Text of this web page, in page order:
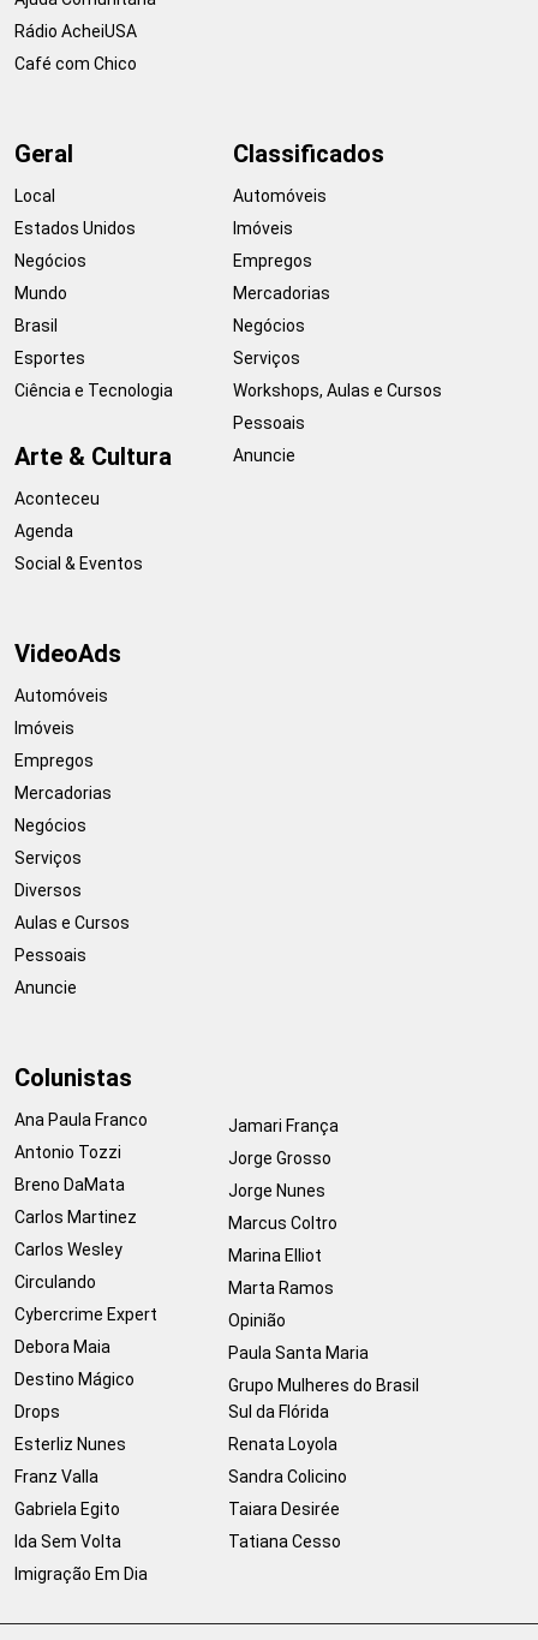
Rádio AcheiUSA
Café com Chico
Geral
Local
Estados Unidos
Negócios
Mundo
Brasil
Esportes
Ciência e Tecnologia
Arte & Cultura
Aconteceu
Agenda
Social & Eventos
Classificados
Automóveis
Imóveis
Empregos
Mercadorias
Negócios
Serviços
Workshops, Aulas e Cursos
Pessoais
Anuncie
VideoAds
Automóveis
Imóveis
Empregos
Mercadorias
Negócios
Serviços
Diversos
Aulas e Cursos
Pessoais
Anuncie
Colunistas
Ana Paula Franco
Antonio Tozzi
Breno DaMata
Carlos Martinez
Carlos Wesley
Circulando
Cybercrime Expert
Debora Maia
Destino Mágico
Drops
Esterliz Nunes
Franz Valla
Gabriela Egito
Ida Sem Volta
Imigração Em Dia
Jamari França
Jorge Grosso
Jorge Nunes
Marcus Coltro
Marina Elliot
Marta Ramos
Opinião
Paula Santa Maria
Grupo Mulheres do Brasil
Sul da Flórida
Renata Loyola
Sandra Colicino
Taiara Desirée
Tatiana Cesso